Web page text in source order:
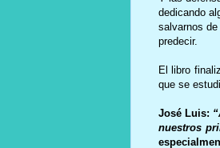
dedicando
salvarnos
predecir.
El libro
que se
José Luis:
nuestros